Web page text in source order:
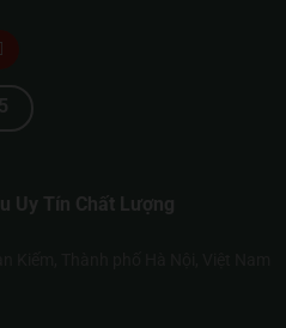
Uy Tín Chất Lượng